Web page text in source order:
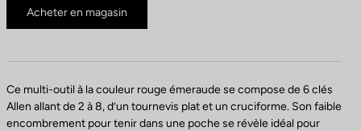
Acheter en magasin
Ce multi-outil à la couleur rouge émeraude se compose de 6 clés
Allen allant de 2 à 8, d’un tournevis plat et un cruciforme. Son faible
encombrement pour tenir dans une poche se révèle idéal pour